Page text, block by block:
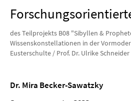
des Teilprojekts B08 "Sibyllen &
Wissenskonstellationen in der
Eusterschulte / Prof. Dr. Ulrike Schneider
Dr. Mira Becker-Sawatzky